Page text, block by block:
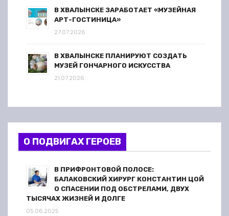
В ХВАЛЫНСКЕ ЗАРАБОТАЕТ «МУЗЕЙНАЯ
АРТ-ГОСТИНИЦА»
27.07.2026
В ХВАЛЫНСКЕ ПЛАНИРУЮТ СОЗДАТЬ
МУЗЕЙ ГОНЧАРНОГО ИСКУССТВА
21.07.2026
О ПОДВИГАХ ГЕРОЕВ
В ПРИФРОНТОВОЙ ПОЛОСЕ:
БАЛАКОВСКИЙ ХИРУРГ КОНСТАНТИН ЦОЙ
О СПАСЕНИИ ПОД ОБСТРЕЛАМИ, ДВУХ
ТЫСЯЧАХ ЖИЗНЕЙ И ДОЛГЕ
05.06.2025